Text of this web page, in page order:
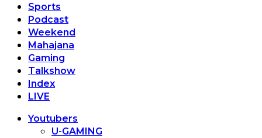
Sports
Podcast
Weekend
Mahajana
Gaming
Talkshow
Index
LIVE
Youtubers
U-GAMING